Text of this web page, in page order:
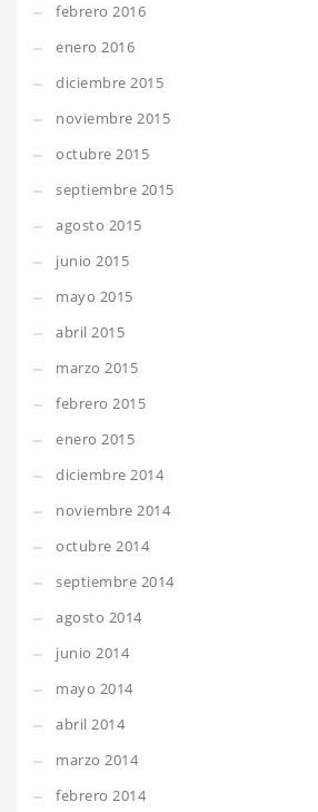
febrero 2016
enero 2016
diciembre 2015
noviembre 2015
octubre 2015
septiembre 2015
agosto 2015
junio 2015
mayo 2015
abril 2015
marzo 2015
febrero 2015
enero 2015
diciembre 2014
noviembre 2014
octubre 2014
septiembre 2014
agosto 2014
junio 2014
mayo 2014
abril 2014
marzo 2014
febrero 2014